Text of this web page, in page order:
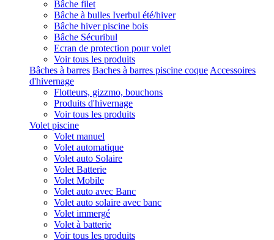
Bâche filet
Bâche à bulles Iverbul été/hiver
Bâche hiver piscine bois
Bâche Sécuribul
Ecran de protection pour volet
Voir tous les produits
Bâches à barres Baches à barres piscine coque Accessoires
d'hivernage
Flotteurs, gizzmo, bouchons
Produits d'hivernage
Voir tous les produits
Volet piscine
Volet manuel
Volet automatique
Volet auto Solaire
Volet Batterie
Volet Mobile
Volet auto avec Banc
Volet auto solaire avec banc
Volet immergé
Volet à batterie
Voir tous les produits